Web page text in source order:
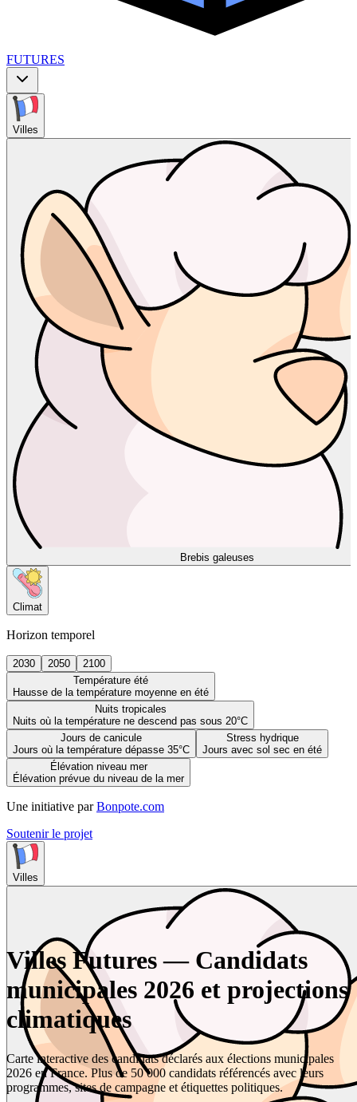
FUTURES
Villes
Brebis galeuses
Climat
Horizon temporel
2030 2050
2100
Température été
Hausse de la température moyenne en été
Nuits tropicales
Nuits où la température ne descend pas sous 20°C
Jours de canicule
Jours où la température dépasse 35°C
Stress hydrique
Jours avec sol sec en été
Élévation niveau mer
Élévation prévue du niveau de la mer
Une initiative par Bonpote.com
Soutenir le projet
Villes
Villes Futures — Candidats
municipales 2026 et projections
climatiques
Carte interactive des candidats déclarés aux élections municipales
2026 en France. Plus de 50 000 candidats référencés avec leurs
programmes, sites de campagne et étiquettes politiques.